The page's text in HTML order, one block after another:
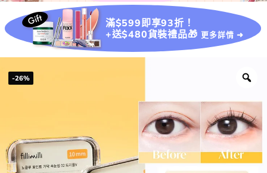
滿$599即享93折！
+送$480貨裝禮品🎁 更多詳情 ➜
-26%